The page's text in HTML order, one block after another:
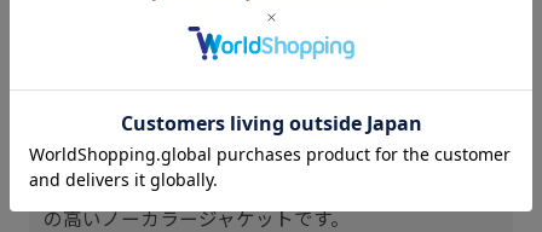
スタッフレビュー
ストレッチ性がありシワになりにくくとても軽い着
心地です。
ジャストなサイズ感で、オンオフ対応出来、汎用性
の高いノーカラージャケットです。